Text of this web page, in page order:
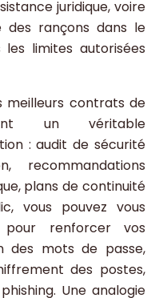
juridique, voire
des rançons dans le
limites autorisées
meilleurs contrats de
un véritable
: audit de sécurité
recommandations
plans de continuité
vous pouvez vous
renforcer vos
des mots de passe,
des postes,
Une analogie